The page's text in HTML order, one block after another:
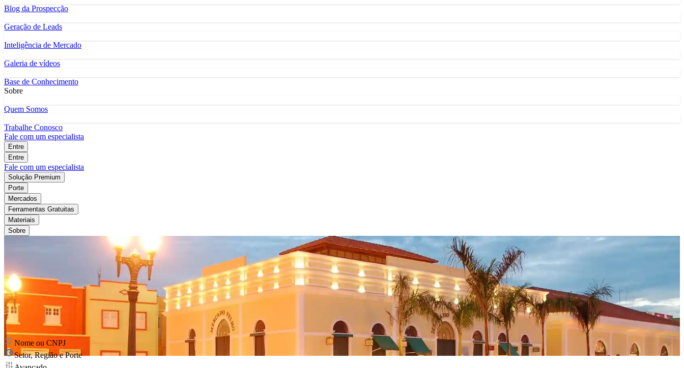
Blog da Prospecção
Geração de Leads
Inteligência de Mercado
Galeria de vídeos
Base de Conhecimento
Sobre
Quem Somos
Trabalhe Conosco
Fale com um especialista
Entre
Entre
Fale com um especialista
Solução Premium
Porte
Mercados
Ferramentas Gratuitas
Materiais
Sobre
Nome ou CNPJ
Setor, Região e Porte